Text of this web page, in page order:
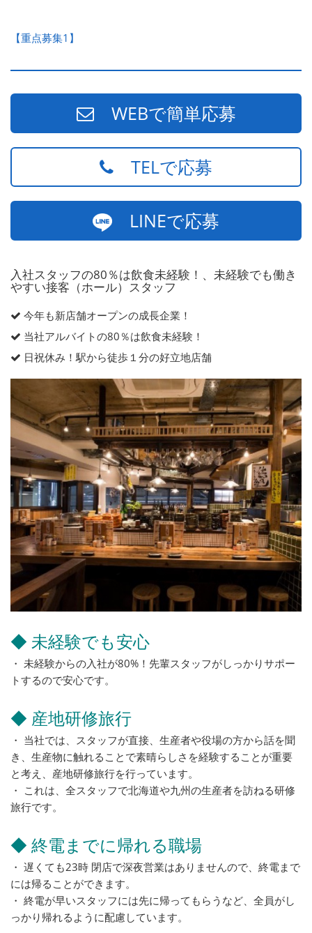
【重点募集1】
WEBで簡単応募
TELで応募
LINEで応募
入社スタッフの80％は飲食未経験！、未経験でも働き
やすい接客（ホール）スタッフ
今年も新店舗オープンの成長企業！
当社アルバイトの80％は飲食未経験！
日祝休み！駅から徒歩１分の好立地店舗
◆ 未経験でも安心
・ 未経験からの入社が80%！先輩スタッフがしっかりサポー
トするので安心です。
◆ 産地研修旅行
・ 当社では、スタッフが直接、生産者や役場の方から話を聞
き、生産物に触れることで素晴らしさを経験することが重要
と考え、産地研修旅行を行っています。
・ これは、全スタッフで北海道や九州の生産者を訪ねる研修
旅行です。
◆ 終電までに帰れる職場
・ 遅くても23時 閉店で深夜営業はありませんので、終電まで
には帰ることができます。
・ 終電が早いスタッフには先に帰ってもらうなど、全員がし
っかり帰れるように配慮しています。